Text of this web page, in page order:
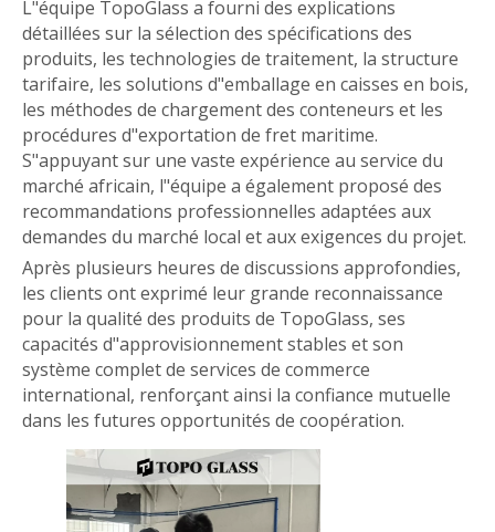
L"équipe TopoGlass a fourni des explications
détaillées sur la sélection des spécifications des
produits, les technologies de traitement, la structure
tarifaire, les solutions d"emballage en caisses en bois,
les méthodes de chargement des conteneurs et les
procédures d"exportation de fret maritime.
S"appuyant sur une vaste expérience au service du
marché africain, l"équipe a également proposé des
recommandations professionnelles adaptées aux
demandes du marché local et aux exigences du projet.
Après plusieurs heures de discussions approfondies,
les clients ont exprimé leur grande reconnaissance
pour la qualité des produits de TopoGlass, ses
capacités d"approvisionnement stables et son
système complet de services de commerce
international, renforçant ainsi la confiance mutuelle
dans les futures opportunités de coopération.